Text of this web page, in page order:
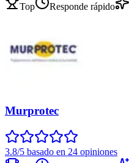
Top
Responde rápido
Murprotec
3.8/5 basado en 24 opiniones